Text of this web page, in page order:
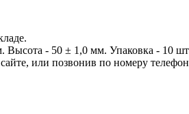
Высота - 50 ± 1,0 мм. Упаковка - 10
или позвонив по номеру